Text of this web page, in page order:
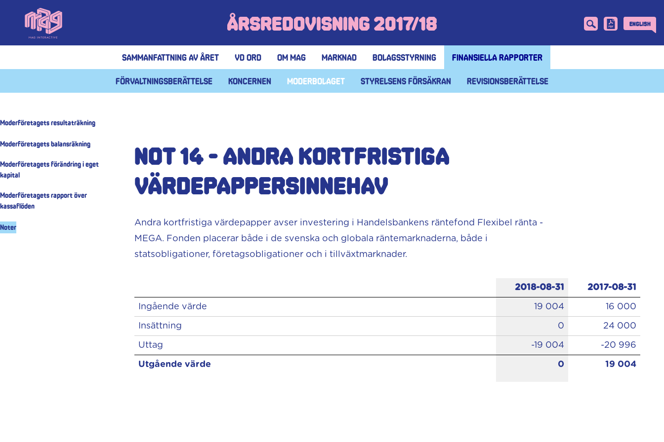
Årsredovisning 2017/18
Sammanfattning av året VD Ord Om MAG Marknad Bolagsstyrning Finansiella rapporter
Förvaltningsberättelse Koncernen Moderbolaget Styrelsens försäkran Revisionsberättelse
English
Moderföretagets resultaträkning
Moderföretagets balansräkning
Moderföretagets förändring i eget
kapital
Moderföretagets rapport över
kassaflöden
Noter
Not 14 - Andra kortfristiga
värdepappersinnehav
Andra kortfristiga värdepapper avser investering i Handelsbankens räntefond Flexibel ränta -
MEGA. Fonden placerar både i de svenska och globala räntemarknaderna, både i
statsobligationer, företagsobligationer och i tillväxtmarknader.
2018-08-31 2017-08-31
Ingående värde 19 004 16 000
Insättning 0 24 000
Uttag -19 004 -20 996
Utgående värde 0 19 004